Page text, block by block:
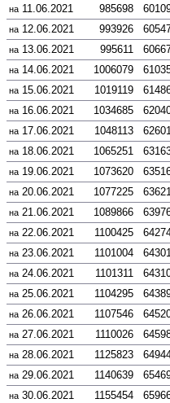
на 11.06.2021 985698
на 12.06.2021 993926
на 13.06.2021 995611
на 14.06.2021 1006079
на 15.06.2021 1019119
на 16.06.2021 1034685
на 17.06.2021 1048113
на 18.06.2021 1065251
на 19.06.2021 1073620
на 20.06.2021 1077225
на 21.06.2021 1089866
на 22.06.2021 1100425
на 23.06.2021 1101004
на 24.06.2021 1101311
на 25.06.2021 1104295
на 26.06.2021 1107546
на 27.06.2021 1110026
на 28.06.2021 1125823
на 29.06.2021 1140639
на 30.06.2021 1155454